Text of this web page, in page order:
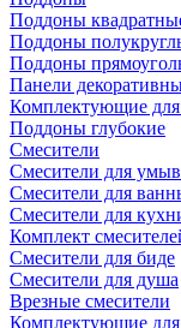
Поддоны
Поддоны
Поддоны
Панели
Комплектующие
Поддоны глубокие
Смесители
Смесители для
Смесители для
Смесители для
Комплект
Смесители для биде
Смесители для душа
Врезные смесители
Комплектующие для